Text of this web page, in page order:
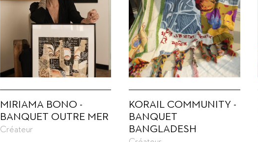
MIRIAMA BONO -
BANQUET OUTRE MER
Créateur
KORAIL COMMUNITY -
BANQUET
BANGLADESH